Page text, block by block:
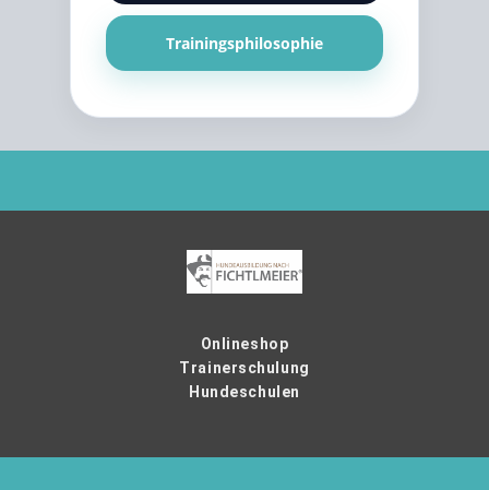
Trainingsphilosophie
Onlineshop
Trainerschulung
Hundeschulen